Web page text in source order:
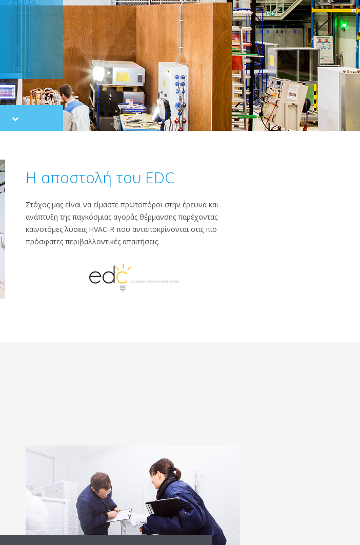
Scroll
to
Η αποστολή του EDC
Στόχος μας είναι να είμαστε πρωτοπόροι στην έρευνα και
ανάπτυξη της παγκόσμιας αγοράς θέρμανσης παρέχοντας
καινοτόμες λύσεις HVAC-R που ανταποκρίνονται στις πιο
πρόσφατες περιβαλλοντικές απαιτήσεις.